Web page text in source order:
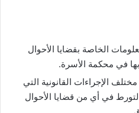
الخاصة بقضايا الأحوال
في محكمة الأسرة.
الإجراءات القانونية التي
في أي من قضايا الأحوال